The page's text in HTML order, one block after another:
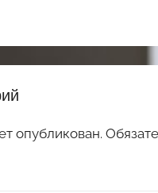
опубликован.